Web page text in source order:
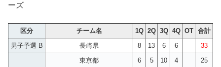
ーズ
区分 チーム名 1Q 2Q 3Q 4Q OT
合計
男子予選 B
長崎県 8 13 6 6
33
東京都
6 5 10 4 25